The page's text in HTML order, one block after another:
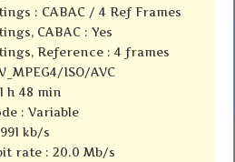
: CABAC / 4 Ref Frames
CABAC : Yes
Reference : 4 frames
ISO/AVC
h 48 min
: Variable
kb/s
rate : 20.0 Mb/s